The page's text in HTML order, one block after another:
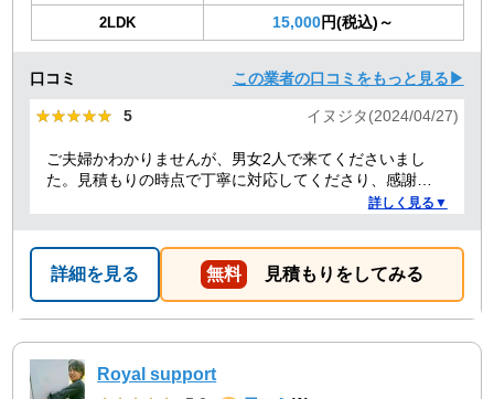
2LDK 15,000円(税込)～
口コミ この業者の口コミをもっと見る▶
★★★★★
★★★★★ 5 イヌジタ(2024/04/27)
ご夫婦かわかりませんが、男女2人で来てくださいまし
た。見積もりの時点で丁寧に対応してくださり、感謝し
詳しく見る▼
詳細を見る 無料 見積もりをしてみる
Royal support